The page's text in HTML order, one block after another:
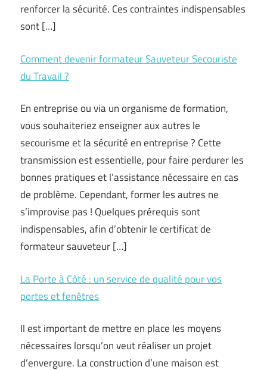
renforcer la sécurité. Ces contraintes indispensables
sont […]
Comment devenir formateur Sauveteur Secouriste
du Travail ?
En entreprise ou via un organisme de formation,
vous souhaiteriez enseigner aux autres le
secourisme et la sécurité en entreprise ? Cette
transmission est essentielle, pour faire perdurer les
bonnes pratiques et l’assistance nécessaire en cas
de problème. Cependant, former les autres ne
s’improvise pas ! Quelques prérequis sont
indispensables, afin d’obtenir le certificat de
formateur sauveteur […]
La Porte à Côté : un service de qualité pour vos
portes et fenêtres
Il est important de mettre en place les moyens
nécessaires lorsqu’on veut réaliser un projet
d’envergure. La construction d’une maison est